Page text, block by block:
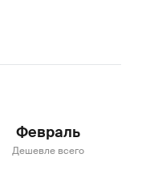
Февраль
Дешевле всего